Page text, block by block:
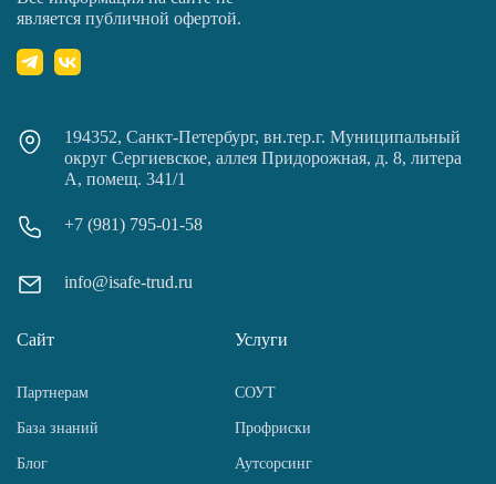
является публичной офертой.
194352, Санкт-Петербург, вн.тер.г. Муниципальный
округ Сергиевское, аллея Придорожная, д. 8, литера
А, помещ. 341/1
+7 (981) 795-01-58
info@isafe-trud.ru
Сайт
Партнерам
База знаний
Блог
Услуги
СОУТ
Профриски
Аутсорсинг